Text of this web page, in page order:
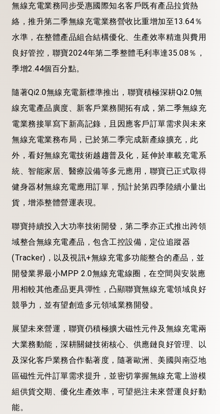
無線充電業務同步受惠國際知名客戶既有產品拉貨熱
絡，推升第二季無線充電業務營收比重增加至13.64％
水準，在整體產品組合結構優化、生產效率精進與費用
良好管控，聯寶2024年第二季整體毛利率達35.08％，
季增2.44個百分點。
隨著Qi2.0無線充電新標準推出，聯寶積極深耕Qi2.0無
線充電產品廣度、新客戶業務開拓有成，第二季無線充
電業務接單寫下新高記錄，且因應客戶訂單需求與未來
無線充電業務布局，已於第二季完成新產線擴充，此
外，看好無線充電技術越趨普及化，延伸於車載充電系
統、智能家居、醫療設備等多元應用，聯寶已正式取得
健身器材無線充電應用訂單，預計於第四季陸續小量出
貨，增添整體營運表現。
聯寶持續投入大功率技術開發，第二季亦正式推出跨領
域整合無線充電產品，包含工控設備，定位追蹤器
(Tracker)，以及視訊+無線充電多功能整合的產品，並
開發業界最小MPP 2.0無線充電線圈，在空間與安裝應
用相較其他產品更具彈性，凸顯聯寶無線充電領域良好
競爭力，並有望創造多元領域業務開發。
展望未來營運，聯寶仍積極擴大磁性元件及無線充電兩
大業務動能，深耕關鍵技術核心、供應鏈良好管理、以
及深化客戶業務合作黏著度，隨著歐洲、美國與南亞地
區磁性元件訂單需求提升，並密切掌握無線充電上游模
組供貨交期、優化生產效率，可望挹注未來營運良好動
能。